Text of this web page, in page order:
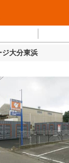
ジ大分東浜